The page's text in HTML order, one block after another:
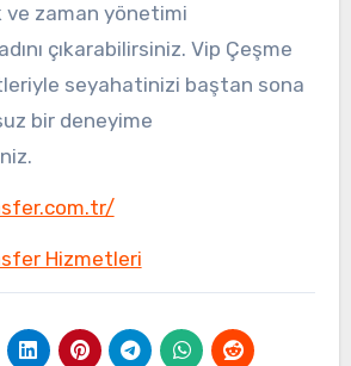
ve zaman yönetimi
çıkarabilirsiniz. Vip Çeşme
seyahatinizi baştan sona
bir deneyime
Hizmetleri